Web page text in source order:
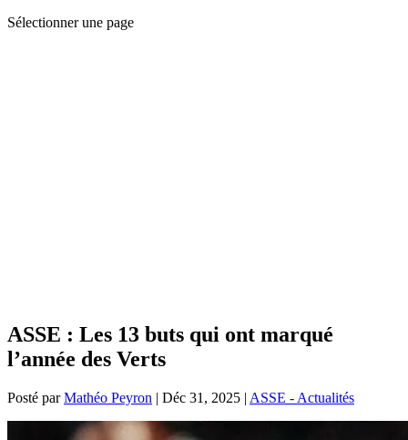
Sélectionner une page
ASSE : Les 13 buts qui ont marqué
l’année des Verts
Posté parMathéo Peyron | Déc 31, 2025 | ASSE - Actualités